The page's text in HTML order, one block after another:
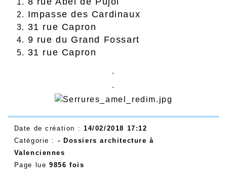
Impasse des Cardinaux
31 rue Capron
9 rue du Grand Fossart
31 rue Capron
.
.
Date de création : 14/02/2018 17:12
Catégorie : - Dossiers architecture à
Valenciennes
Page lue 9856 fois